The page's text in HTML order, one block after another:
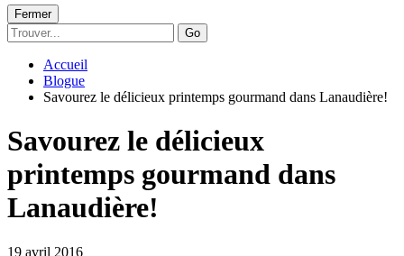
Fermer
Go
Accueil
Blogue
Savourez le délicieux printemps gourmand dans Lanaudière!
Savourez le délicieux
printemps gourmand dans
Lanaudière!
19 avril 2016